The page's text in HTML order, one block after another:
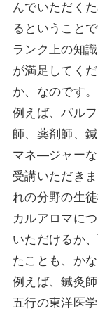
んでいただく
るということ
ランク上の知
が満足してく
か、なのです。
例えば、パル
師、薬剤師、
マネ―ジャー
受講いただき
れの分野の生
カルアロマに
いただけるか
たことも、か
例えば、鍼灸
五行の東洋医